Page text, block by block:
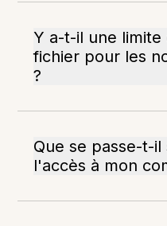
Y a-t-il une limite
fichier pour les
?
Que se passe-t-il
l'accès à mon